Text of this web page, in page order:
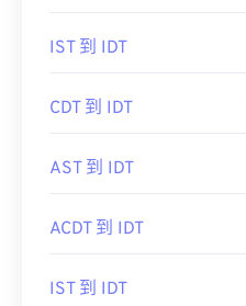
IST 到 IDT
CDT 到 IDT
AST 到 IDT
ACDT 到 IDT
IST 到 IDT